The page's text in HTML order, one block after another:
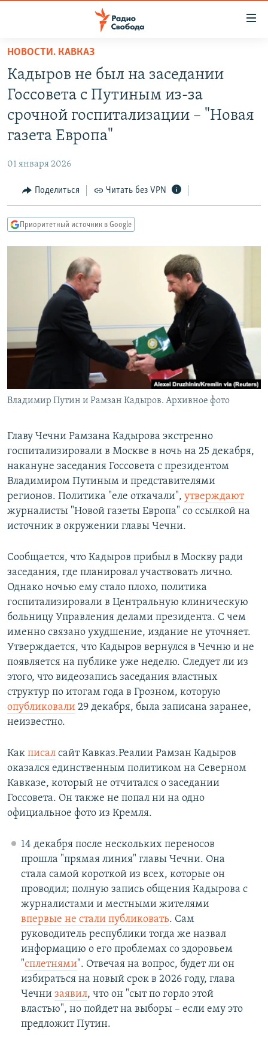
упрощенного
доступа
Вернуться
основному
содержанию
навигации
Вернутся
ПОДКАСТЫ
АВТОРСКИЕ ПРОЕКТЫ
ЦИТАТЫ СВОБОДЫ
КУЛЬТУРА
IDEL.РЕАЛИИ
КАВКАЗ.РЕАЛИИ
СИБИРЬ.РЕАЛИИ
РАСПИСАНИЕ ВЕЩАНИЯ
ПОДПИШИТЕСЬ НА РАССЫЛКУ
СОЦИАЛЬНЫЕ СЕТИ
НОВОСТИ. КАВКАЗ
Кадыров не был на заседании
Госсовета с Путиным из-за
срочной госпитализации – "Новая
газета Европа"
01 января 2026
Поделиться Читать без VPN
Приоритетный источник в Google
Владимир Путин и Рамзан Кадыров. Архивное фото
Главу Чечни Рамзана Кадырова экстренно
госпитализировали в Москве в ночь на 25 декабря,
накануне заседания Госсовета с президентом
Владимиром Путиным и представителями
регионов. Политика "еле откачали", утверждают
журналисты "Новой газеты Европа" со ссылкой на
источник в окружении главы Чечни.
Сообщается, что Кадыров прибыл в Москву ради
заседания, где планировал участвовать лично.
Однако ночью ему стало плохо, политика
госпитализировали в Центральную клиническую
больницу Управления делами президента. С чем
именно связано ухудшение, издание не уточняет.
Утверждается, что Кадыров вернулся в Чечню и не
появляется на публике уже неделю. Следует ли из
этого, что видеозапись заседания властных
структур по итогам года в Грозном, которую
опубликовали 29 декабря, была записана заранее,
неизвестно.
Как писал сайт Кавказ.Реалии Рамзан Кадыров
оказался единственным политиком на Северном
Кавказе, который не отчитался о заседании
Госсовета. Он также не попал ни на одно
официальное фото из Кремля.
14 декабря после нескольких переносов
прошла "прямая линия" главы Чечни. Она
стала самой короткой из всех, которые он
проводил; полную запись общения Кадырова с
журналистами и местными жителями
впервые не стали публиковать. Сам
руководитель республики тогда же назвал
информацию о его проблемах со здоровьем
"сплетнями". Отвечая на вопрос, будет ли он
избираться на новый срок в 2026 году, глава
Чечни заявил, что он "сыт по горло этой
властью", но пойдет на выборы – если ему это
предложит Путин.